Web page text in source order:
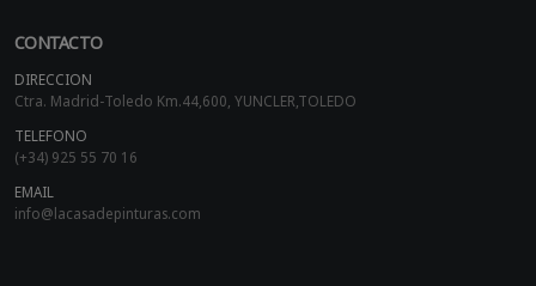
CONTACTO
DIRECCION
Ctra. Madrid-Toledo Km.44,600, YUNCLER,TOLEDO
TELEFONO
(+34) 925 55 70 16
EMAIL
info@lacasadepinturas.com